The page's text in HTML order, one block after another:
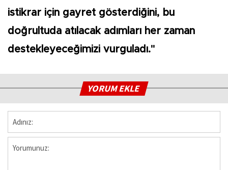
istikrar için gayret gösterdiğini, bu
doğrultuda atılacak adımları her zaman
destekleyeceğimizi vurguladı."
YORUM EKLE